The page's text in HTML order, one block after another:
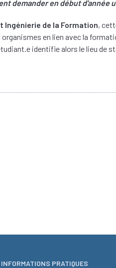
demander en début d'année
Ingénierie de la Formation,
organismes en lien avec la
identifie alors le lieu de
INFORMATIONS PRATIQUES